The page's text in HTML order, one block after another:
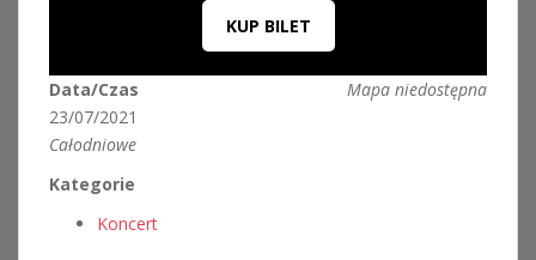
KUP BILET
Mapa niedostępna
Data/Czas
23/07/2021
Całodniowe
Kategorie
Koncert